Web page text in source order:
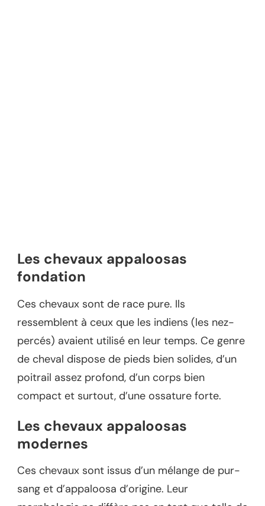
Les chevaux appaloosas
fondation
Ces chevaux sont de race pure. Ils
ressemblent à ceux que les indiens (les nez-
percés) avaient utilisé en leur temps. Ce genre
de cheval dispose de pieds bien solides, d’un
poitrail assez profond, d’un corps bien
compact et surtout, d’une ossature forte.
Les chevaux appaloosas
modernes
Ces chevaux sont issus d’un mélange de pur-
sang et d’appaloosa d’origine. Leur